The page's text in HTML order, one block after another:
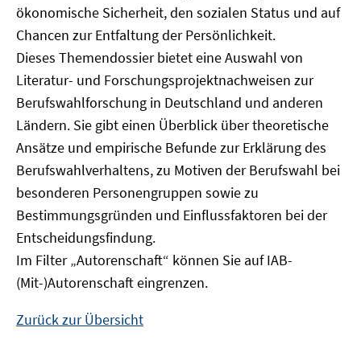
ökonomische Sicherheit, den sozialen Status und auf
Chancen zur Entfaltung der Persönlichkeit.
Dieses Themendossier bietet eine Auswahl von
Literatur- und Forschungsprojektnachweisen zur
Berufswahlforschung in Deutschland und anderen
Ländern. Sie gibt einen Überblick über theoretische
Ansätze und empirische Befunde zur Erklärung des
Berufswahlverhaltens, zu Motiven der Berufswahl bei
besonderen Personengruppen sowie zu
Bestimmungsgründen und Einflussfaktoren bei der
Entscheidungsfindung.
Im Filter „Autorenschaft“ können Sie auf IAB-
(Mit-)Autorenschaft eingrenzen.
Zurück zur Übersicht